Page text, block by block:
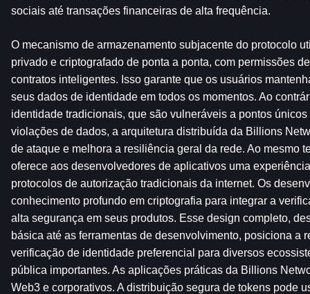
sociais até transações financeiras de alta frequência.
O mecanismo de armazenamento subjacente do protocolo
privado e criptografado de ponta a ponta, com permissões
contratos inteligentes. Isso garante que os usuários
seus dados de identidade em todos os momentos. Ao
identidade tradicionais, que são vulneráveis a pontos
violações de dados, a arquitetura distribuída da Billions
de ataque e melhora a resiliência geral da rede. Ao mesmo
oferece aos desenvolvedores de aplicativos uma
protocolos de autorização tradicionais da internet. Os
conhecimento profundo em criptografia para integrar a
alta segurança em seus produtos. Esse design completo,
básica até as ferramentas de desenvolvimento, posiciona a
verificação de identidade preferencial para diversos
pública importantes. As aplicações práticas da Billions
Web3 e corporativos. A distribuição segura de tokens pode